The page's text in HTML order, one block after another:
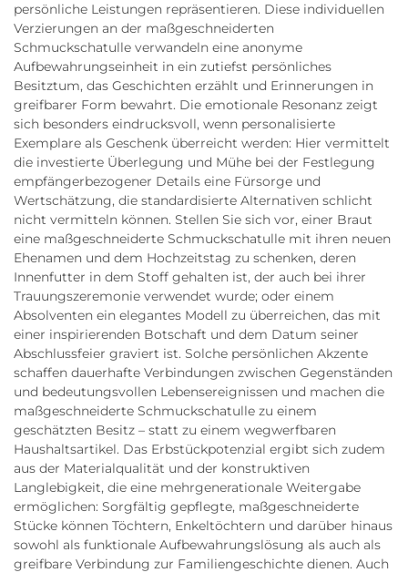
persönliche Leistungen repräsentieren. Diese individuellen
Verzierungen an der maßgeschneiderten
Schmuckschatulle verwandeln eine anonyme
Aufbewahrungseinheit in ein zutiefst persönliches
Besitztum, das Geschichten erzählt und Erinnerungen in
greifbarer Form bewahrt. Die emotionale Resonanz zeigt
sich besonders eindrucksvoll, wenn personalisierte
Exemplare als Geschenk überreicht werden: Hier vermittelt
die investierte Überlegung und Mühe bei der Festlegung
empfängerbezogener Details eine Fürsorge und
Wertschätzung, die standardisierte Alternativen schlicht
nicht vermitteln können. Stellen Sie sich vor, einer Braut
eine maßgeschneiderte Schmuckschatulle mit ihren neuen
Ehenamen und dem Hochzeitstag zu schenken, deren
Innenfutter in dem Stoff gehalten ist, der auch bei ihrer
Trauungszeremonie verwendet wurde; oder einem
Absolventen ein elegantes Modell zu überreichen, das mit
einer inspirierenden Botschaft und dem Datum seiner
Abschlussfeier graviert ist. Solche persönlichen Akzente
schaffen dauerhafte Verbindungen zwischen Gegenständen
und bedeutungsvollen Lebensereignissen und machen die
maßgeschneiderte Schmuckschatulle zu einem
geschätzten Besitz – statt zu einem wegwerfbaren
Haushaltsartikel. Das Erbstückpotenzial ergibt sich zudem
aus der Materialqualität und der konstruktiven
Langlebigkeit, die eine mehrgenerationale Weitergabe
ermöglichen: Sorgfältig gepflegte, maßgeschneiderte
Stücke können Töchtern, Enkeltöchtern und darüber hinaus
sowohl als funktionale Aufbewahrungslösung als auch als
greifbare Verbindung zur Familiengeschichte dienen. Auch